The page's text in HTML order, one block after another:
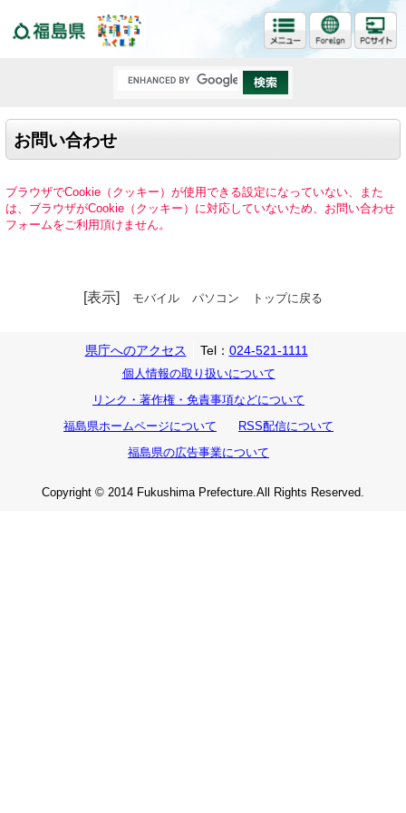
お問い合わせ
ブラウザでCookie（クッキー）が使用できる設定になっていない、また
は、ブラウザがCookie（クッキー）に対応していないため、お問い合わせ
フォームをご利用頂けません。
[表示] モバイル パソコン トップに戻る
県庁へのアクセス Tel： 024-521-1111
個人情報の取り扱いについて
リンク・著作権・免責事項などについて
福島県ホームページについて
RSS配信について
福島県の広告事業について
Copyright © 2014 Fukushima Prefecture.All Rights Reserved.